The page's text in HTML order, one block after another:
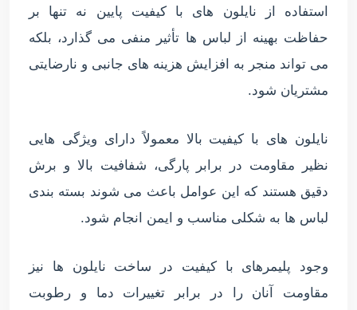
استفاده از نایلون های با کیفیت پایین نه تنها بر
حفاظت بهینه از لباس ها تأثیر منفی می گذارد، بلکه
می تواند منجر به افزایش هزینه های جانبی و نارضایتی
مشتریان شود.
نایلون های با کیفیت بالا معمولاً دارای ویژگی هایی
نظیر مقاومت در برابر پارگی، شفافیت بالا و برش
دقیق هستند که این عوامل باعث می شوند بسته بندی
لباس ها به شکلی مناسب و ایمن انجام شود.
وجود پلیمرهای با کیفیت در ساخت نایلون ها نیز
مقاومت آنان را در برابر تغییرات دما و رطوبت